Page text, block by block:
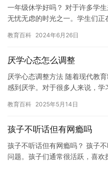
一年级休学好吗？ 对于许多学
无忧无虑的时光之一。学生们
健康…
教育百科 2024年6月26日
厌学心态怎么调整
厌学心态调整方法 随着现代教
感到厌学。对于很多人来说，
教育百科 2025年5月14日
孩子不听话但有网瘾吗
孩子不听话但有网瘾吗？ 孩子
问题。孩子们通常很活跃，喜